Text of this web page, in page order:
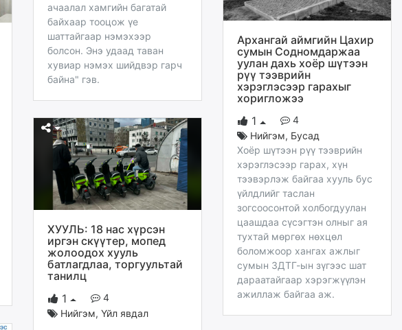
ачаалал хамгийн багатай
байхаар тооцож үе
шаттайгаар нэмэхээр
болсон. Энэ удаад таван
хувиар нэмэх шийдвэр гарч
байна" гэв.
Архангай аймгийн Цахир
сумын Содномдаржаа
уулан дахь хоёр шүтээн
рүү тээврийн
хэрэглэсээр гарахыг
хоригложээ
1
4
Нийгэм, Бусад
Хоёр шүтээн рүү тээврийн
хэрэглэсээр гарах, хүн
тээвэрлэж байгаа хууль бус
үйлдлийг таслан
зогсоосонтой холбогдуулан
цаашдаа сүсэгтэн олныг ая
тухтай мөргөх нөхцөл
боломжоор хангах ажлыг
сумын ЗДТГ-ын зүгээс шат
дараатайгаар хэрэгжүүлэн
ажиллаж байгаа аж.
ХУУЛЬ: 18 нас хүрсэн
иргэн скүүтер, мопед
жолоодох хууль
батлагдлаа, торгуультай
танилц
1
4
Нийгэм, Үйл явдал